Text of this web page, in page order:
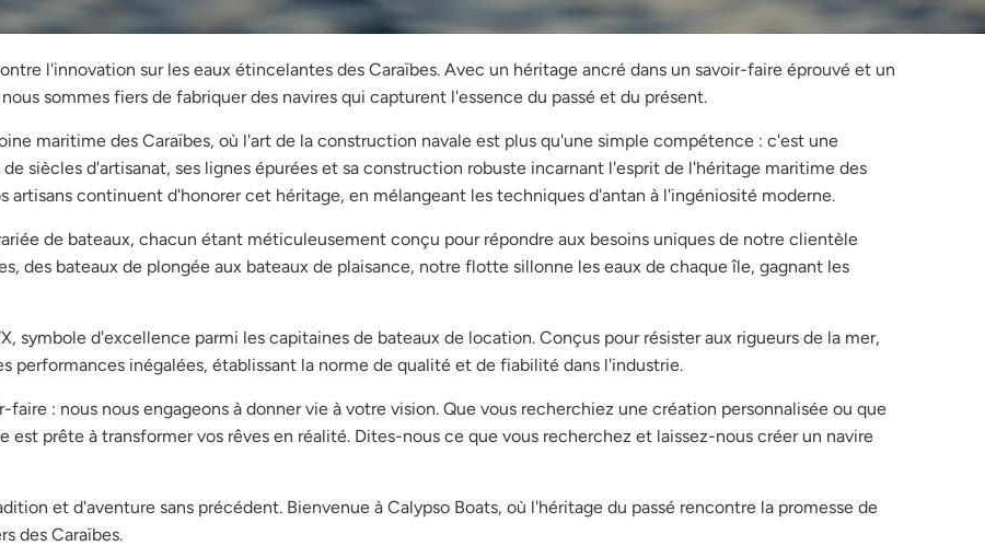
l'innovation sur les eaux étincelantes des Caraïbes. Avec un héritage ancré dans un savoir-faire éprouvé et un
sommes fiers de fabriquer des navires qui capturent l'essence du passé et du présent.
maritime des Caraïbes, où l'art de la construction navale est plus qu'une simple compétence : c'est une
siècles d'artisanat, ses lignes épurées et sa construction robuste incarnant l'esprit de l'héritage maritime des
artisans continuent d'honorer cet héritage, en mélangeant les techniques d'antan à l'ingéniosité moderne.
de bateaux, chacun étant méticuleusement conçu pour répondre aux besoins uniques de notre clientèle
des bateaux de plongée aux bateaux de plaisance, notre flotte sillonne les eaux de chaque île, gagnant les
symbole d'excellence parmi les capitaines de bateaux de location. Conçus pour résister aux rigueurs de la mer,
performances inégalées, établissant la norme de qualité et de fiabilité dans l'industrie.
: nous nous engageons à donner vie à votre vision. Que vous recherchiez une création personnalisée ou que
prête à transformer vos rêves en réalité. Dites-nous ce que vous recherchez et laissez-nous créer un navire
et d'aventure sans précédent. Bienvenue à Calypso Boats, où l'héritage du passé rencontre la promesse de
des Caraïbes.